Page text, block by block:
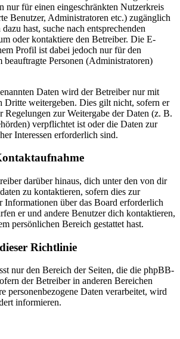
nur für einen eingeschränkten Nutzerkreis
Benutzer, Administratoren etc.) zugänglich
hast, suche nach entsprechenden
oder kontaktiere den Betreiber. Die E-
Profil ist dabei jedoch nur für den
Personen (Administratoren)
Daten wird der Betreiber nur mit
Dritte weitergeben. Dies gilt nicht, sofern er
Regelungen zur Weitergabe der Daten (z. B.
verpflichtet ist oder die Daten zur
Interessen erforderlich sind.
darüber hinaus, dich unter den von dir
zu kontaktieren, sofern dies zur
Informationen über das Board erforderlich
er und andere Benutzer dich kontaktieren,
persönlichen Bereich gestattet hast.
Richtlinie
nur den Bereich der Seiten, die die phpBB-
der Betreiber in anderen Bereichen
personenbezogene Daten verarbeitet, wird
informieren.